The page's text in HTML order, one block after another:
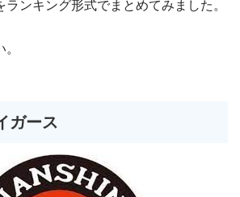
ンキング形式でまとめてみました。
ガース